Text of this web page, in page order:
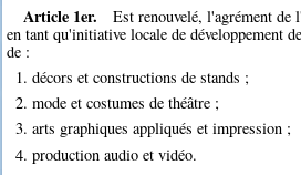
Article 1er.
Est renouvelé, l'agrément
en tant qu'initiative locale de développement
de :
1. décors et constructions de stands ;
2. mode et costumes de théâtre ;
3. arts graphiques appliqués et impression ;
4. production audio et vidéo.